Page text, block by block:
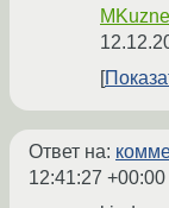
Ответ на:
12:41:27 +00:00